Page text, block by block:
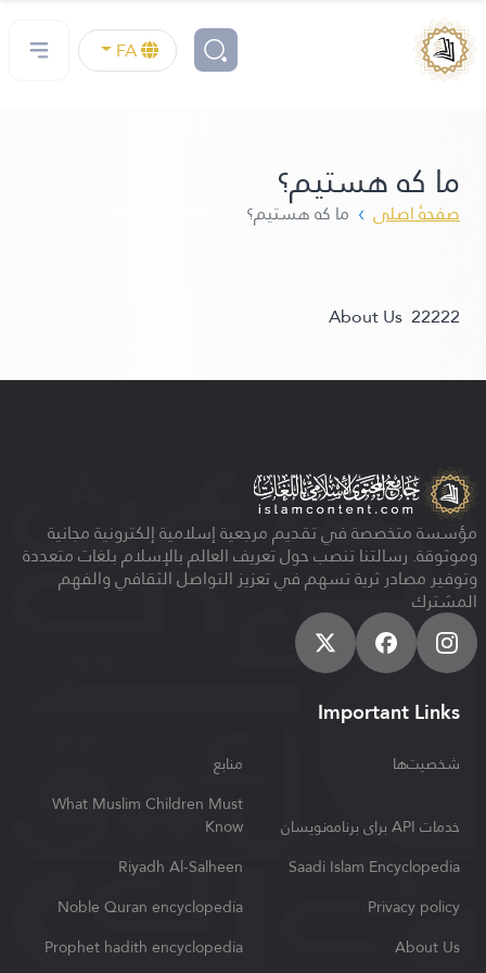
FA
ما که هستیم؟
صفحهٔ اصلی ما که هستیم؟
About Us 22222
مؤسسة متخصصة في تقديم مرجعية إسلامية إلكترونية مجانية
وموثوقة. رسالتنا تنصب حول تعريف العالم بالإسلام بلغات متعددة
وتوفير مصادر ثرية تسهم في تعزيز التواصل الثقافي والفهم
المشترك
Important Links
شخصیت‌ها منابع
خدمات API برای برنامه‌نویسان
What Muslim Children Must
Know
Saadi Islam Encyclopedia
Riyadh Al-Salheen
Privacy policy
Noble Quran encyclopedia
About Us
Prophet hadith encyclopedia